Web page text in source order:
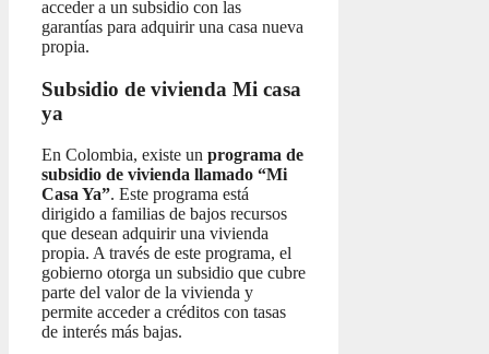
acceder a un subsidio con las
garantías para adquirir una casa nueva
propia.
Subsidio de vivienda Mi casa
ya
En Colombia, existe un programa de
subsidio de vivienda llamado “Mi
Casa Ya”. Este programa está
dirigido a familias de bajos recursos
que desean adquirir una vivienda
propia. A través de este programa, el
gobierno otorga un subsidio que cubre
parte del valor de la vivienda y
permite acceder a créditos con tasas
de interés más bajas.